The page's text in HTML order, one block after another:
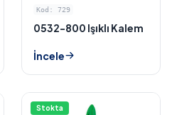
Kod: 729
0532-800 Işıklı Kalem
İncele
Stokta